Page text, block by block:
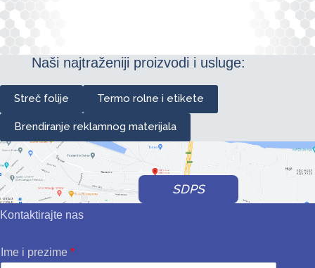
Naši najtraženiji proizvodi i usluge:
Streč folije Termo rolne i etikete
Brendiranje reklamnog materijala
SDPS
Kontaktirajte nas
Ime i prezime *